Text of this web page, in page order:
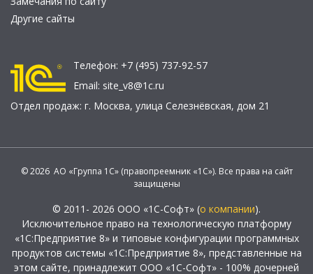
Другие сайты
Телефон: +7 (495) 737-92-57
Email: site_v8@1c.ru
Отдел продаж: г. Москва, улица Селезнёвская, дом 21
© 2026 АО «Группа 1С» (правопреемник «1С»). Все права на сайт
защищены
© 2011- 2026 ООО «1С-Софт» (о компании).
Исключительное право на технологическую платформу
«1С:Предприятие 8» и типовые конфигурации программных
продуктов системы «1С:Предприятие 8», представленные на
этом сайте, принадлежит ООО «1С-Софт» - 100% дочерней